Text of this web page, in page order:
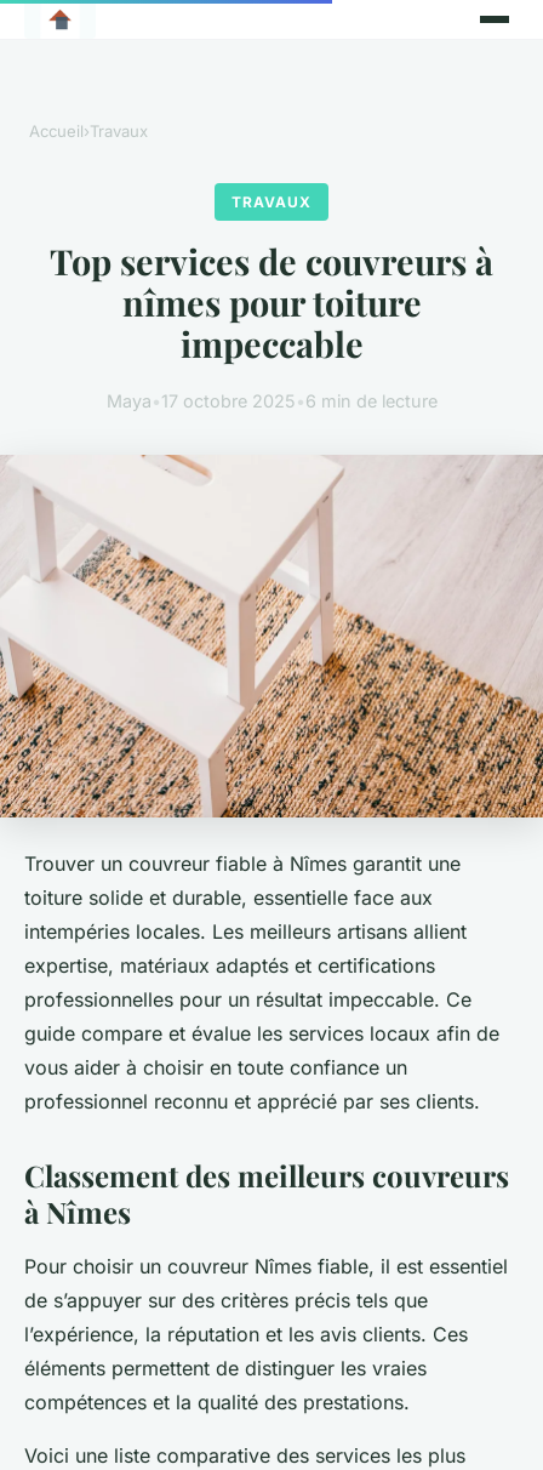
Accueil›Travaux
TRAVAUX
Top services de couvreurs à
nîmes pour toiture
impeccable
Maya•17 octobre 2025•6 min de lecture
Trouver un couvreur fiable à Nîmes garantit une
toiture solide et durable, essentielle face aux
intempéries locales. Les meilleurs artisans allient
expertise, matériaux adaptés et certifications
professionnelles pour un résultat impeccable. Ce
guide compare et évalue les services locaux afin de
vous aider à choisir en toute confiance un
professionnel reconnu et apprécié par ses clients.
Classement des meilleurs couvreurs
à Nîmes
Pour choisir un couvreur Nîmes fiable, il est essentiel
de s’appuyer sur des critères précis tels que
l’expérience, la réputation et les avis clients. Ces
éléments permettent de distinguer les vraies
compétences et la qualité des prestations.
Voici une liste comparative des services les plus